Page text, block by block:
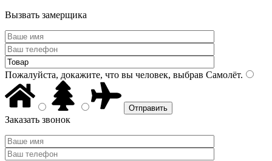
Вызвать замерщика
Пожалуйста, докажите, что вы человек, выбрав Самолёт.
Заказать звонок